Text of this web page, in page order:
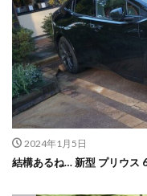
2024年1月5日
結構あるね… 新型 プリウス